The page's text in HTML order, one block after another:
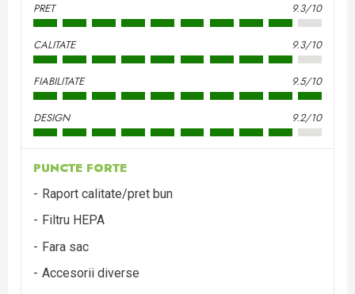
PRET 9.3/10
CALITATE 9.3/10
FIABILITATE 9.5/10
DESIGN 9.2/10
PUNCTE FORTE
Raport calitate/pret bun
Filtru HEPA
Fara sac
Accesorii diverse